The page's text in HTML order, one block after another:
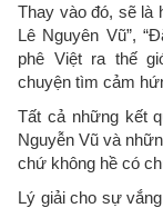
Thay vào đó, sẽ là
Lê Nguyên Vũ”,
phê Việt ra thế
chuyện tìm cảm
Tất cả những kết
Nguyễn Vũ và
chứ không hề có
Lý giải cho sự